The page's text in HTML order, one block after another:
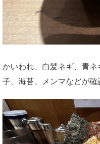
かいわれ、白髪ネギ、青
子、海苔、メンマなどが確